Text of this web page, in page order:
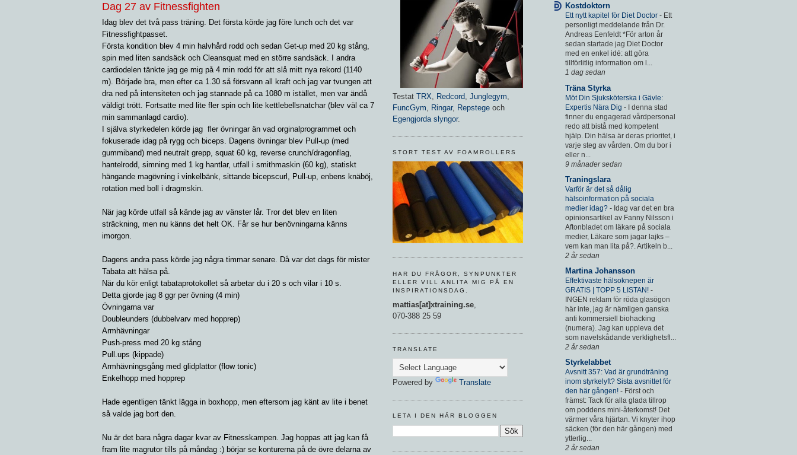
Dag 27 av Fitnessfighten
Idag blev det två pass träning. Det första körde jag före lunch och det var
Fitnessfightpasset.
Första kondition blev 4 min halvhård rodd och sedan Get-up med 20 kg stång,
spin med liten sandsäck och Cleansquat med en större sandsäck. I andra
cardiodelen tänkte jag ge mig på 4 min rodd för att slå mitt nya rekord (1140
m). Började bra, men efter ca 1.30 så försvann all kraft och jag var tvungen att
dra ned på intensiteten och jag stannade på ca 1080 m istället, men var ändå
väldigt trött. Fortsatte med lite fler spin och lite kettlebellsnatchar (blev väl ca 7
min sammanlagd cardio).
I själva styrkedelen körde jag fler övningar än vad orginalprogrammet och
fokuserade idag på rygg och biceps. Dagens övningar blev Pull-up (med
gummiband) med neutralt grepp, squat 60 kg, reverse crunch/dragonflag,
hantelrodd, simning med 1 kg hantlar, utfall i smithmaskin (60 kg), statiskt
hängande magövning i vinkelbänk, sittande bicepscurl, Pull-up, enbens knäböj,
rotation med boll i dragmskin.
När jag körde utfall så kände jag av vänster lår. Tror det blev en liten
sträckning, men nu känns det helt OK. Får se hur benövningarna känns
imorgon.
Dagens andra pass körde jag några timmar senare. Då var det dags för mister
Tabata att hälsa på.
När du kör enligt tabataprotokollet så arbetar du i 20 s och vilar i 10 s.
Detta gjorde jag 8 ggr per övning (4 min)
Övningarna var
Doubleunders (dubbelvarv med hopprep)
Armhävningar
Push-press med 20 kg stång
Pull.ups (kippade)
Armhävningsgång med glidplattor (flow tonic)
Enkelhopp med hopprep
Hade egentligen tänkt lägga in boxhopp, men eftersom jag känt av lite i benet
så valde jag bort den.
Nu är det bara några dagar kvar av Fitnesskampen. Jag hoppas att jag kan få
fram lite magrutor tills på måndag :) börjar se konturerna på de övre delarna av
Kostdoktorn
Ett nytt kapitel för Diet Doctor - Ett
personligt meddelande från Dr.
Andreas Eenfeldt *För arton år
sedan startade jag Diet Doctor
med en enkel idé: att göra
tillförlitlig information om l...
1 dag sedan
Träna Styrka
Möt Din Sjuksköterska i Gävle:
Expertis Nära Dig - I denna stad
finner du engagerad vårdpersonal
redo att bistå med kompetent
hjälp. Din hälsa är deras prioritet, i
varje steg av vården. Om du bor i
eller n...
9 månader sedan
Traningslara
Varför är det så dålig
hälsoinformation på sociala
medier idag? - Idag var det en bra
opinionsartikel av Fanny Nilsson i
Aftonbladet om läkare på sociala
medier, Läkare som jagar lajks –
vem kan man lita på?. Artikeln b...
2 år sedan
Martina Johansson
Effektivaste hälsoknepen är
GRATIS | TOPP 5 LISTAN! -
INGEN reklam för röda glasögon
här inte, jag är nämligen ganska
anti kommersiell biohacking
(numera). Jag kan uppleva det
som navelskådande verklighetsfl...
2 år sedan
Styrkelabbet
Avsnitt 357: Vad är grundträning
inom styrkelyft? Sista avsnittet för
den här gången! - Först och
främst: Tack för alla glada tillrop
om poddens mini-återkomst! Det
värmer våra hjärtan. Vi knyter ihop
säcken (för den här gången) med
ytterlig...
2 år sedan
Testat TRX, Redcord, Junglegym,
FuncGym, Ringar, Repstege och
Egengjorda slyngor.
STORT TEST AV FOAMROLLERS
HAR DU FRÅGOR, SYNPUNKTER
ELLER VILL ANLITA MIG PÅ EN
INSPIRATIONSDAG.
mattias[at]xtraining.se,
070-388 25 59
TRANSLATE
Powered by Translate
LETA I DEN HÄR BLOGGEN